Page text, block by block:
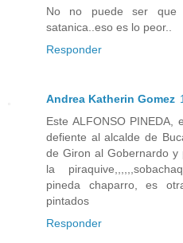
No no puede ser que
satanica..eso es lo peor..
Responder
Andrea Katherin Gomez
Este ALFONSO PINEDA,
defiente al alcalde de
de Giron al Gobernardo
la
pineda chaparro, es
pintados
Responder